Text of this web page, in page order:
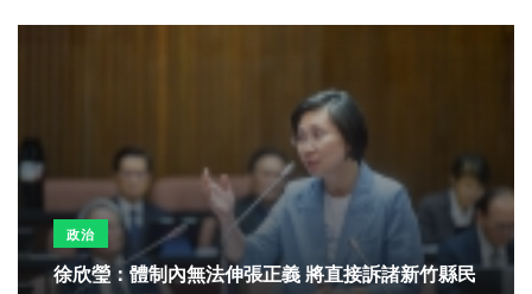
政治
徐欣瑩：體制內無法伸張正義 將直接訴諸新竹縣民